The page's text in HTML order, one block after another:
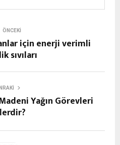
ÖNCEKI
için enerji verimli
sıvıları
Yağın Görevleri